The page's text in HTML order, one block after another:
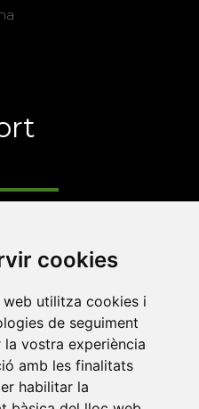
cookies
utilitza cookies i
de seguiment
la vostra experiència
amb les finalitats
habilitar la